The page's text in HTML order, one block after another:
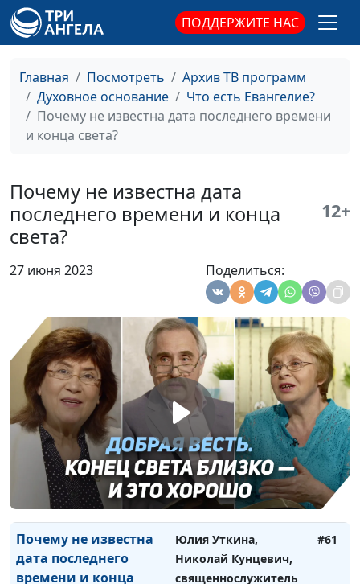
ПОДДЕРЖИТЕ НАС
Главная Посмотреть
Архив ТВ программ
Духовное основание
Что есть Евангелие?
Почему не известна дата последнего времени
и конца света?
Почему не известна дата
последнего времени и конца
света?
12+
27 июня 2023 Поделиться:
страшного суда?
Кунцевич,
священнослужитель и
Как противостоять
жажде власти?
Юлия Уткина, Николай
Кунцевич,
священнослужитель и
нас сегодня? (вторая
часть)
Кунцевич,
священнослужитель и
Что значит Пасха для
Юлия Уткина, Николай
Кунцевич,
священнослужитель и
Елена Варнавская
Почему люди боятся
конца света и второго
пришествия?
Юлия Уткина, Николай
Кунцевич,
священнослужитель и
Елена Варнавская
#63
Волны пророчеств о
последнем времени
Юлия Уткина, Николай
Кунцевич,
священнослужитель и
Елена Варнавская
#62
Почему не известна
дата последнего
времени и конца
Юлия Уткина,
Николай Кунцевич,
священнослужитель
#61